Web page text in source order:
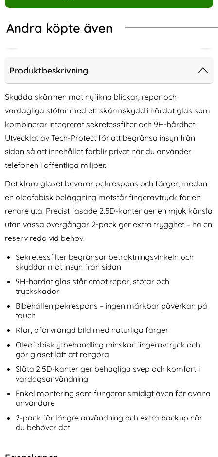
Andra köpte även
Classic Hybrid Frosted Black
Fodral Rhombus Läder
Blommor Vit
Art. nr 243970
rea pris
124 krtidigare pris
124 kr
Tillgänglighet:
I lager
Köp
Galaxy S26 Ultra Fodral Rhombus Läder Blommor Vit
Linsskydd I Härdat Glas -
Svart
Art. nr 245541
rea pris
111 krtidigare pris
111 kr
Tillgänglighet:
I lager
Köp
2-Pack Samsung A17
Tech-
Produktbeskrivning
Skydda skärmen mot nyfikna blickar, repor och
vardagliga stötar med ett skärmskydd i härdat glas som
kombinerar integrerat sekretessfilter och 9H-hårdhet.
Utvecklat av Tech-Protect för att begränsa insyn från
sidan så att innehållet förblir privat när du använder
telefonen i offentliga miljöer.
Det klara glaset bevarar pekrespons och färger, medan
en oleofobisk beläggning motstår fingeravtryck för en
renare yta. Precist fasade 2.5D-kanter ger en mjuk känsla
utan vassa övergångar. 2-pack ger extra trygghet – ha en
reserv redo vid behov.
Sekretessfilter begränsar betraktningsvinkeln och
skyddar mot insyn från sidan
9H-härdat glas står emot repor, stötar och
tryckskador
Bibehållen pekrespons – ingen märkbar påverkan på
touch
Klar, oförvrängd bild med naturliga färger
Oleofobisk ytbehandling minskar fingeravtryck och
gör glaset lätt att rengöra
Släta 2.5D-kanter ger behagliga svep och komfort i
vardagsanvändning
Enkel montering som fungerar smidigt även för ovana
användare
2-pack för längre användning och extra backup när
du behöver det